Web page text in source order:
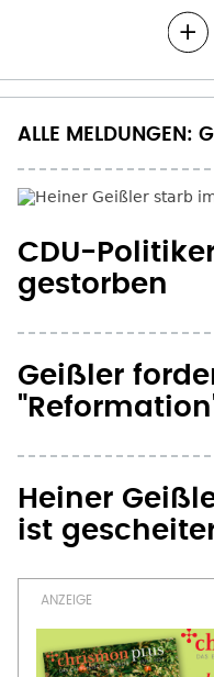
ALLE MELDUNGEN:
CDU-
gestorben
Geißler
Heiner
ist